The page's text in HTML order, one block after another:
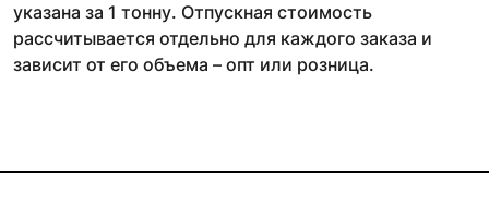
указана за 1 тонну. Отпускная стоимость
рассчитывается отдельно для каждого заказа и
зависит от его объема – опт или розница.